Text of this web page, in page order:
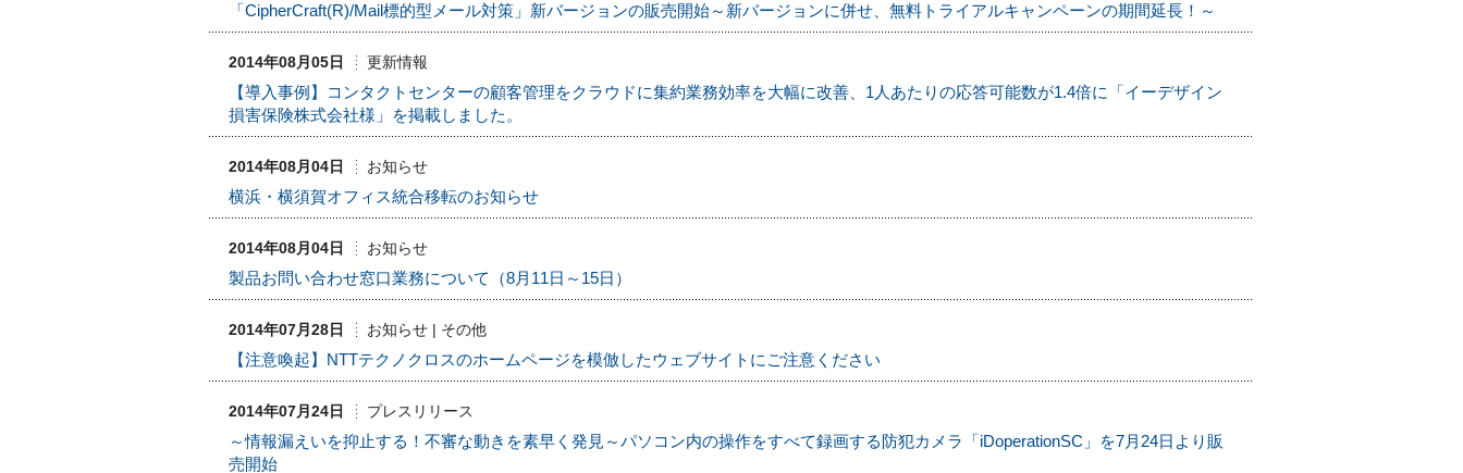
「CipherCraft(R)/Mail標的型メール対策」新バージョンの販売開始～新バージョンに併せ、無料トライアルキャンペーンの期間延長！～
2014年08月05日 更新情報
【導入事例】コンタクトセンターの顧客管理をクラウドに集約業務効率を大幅に改善、1人あたりの応答可能数が1.4倍に「イーデザイン
損害保険株式会社様」を掲載しました。
2014年08月04日 お知らせ
横浜・横須賀オフィス統合移転のお知らせ
2014年08月04日 お知らせ
製品お問い合わせ窓口業務について（8月11日～15日）
2014年07月28日 お知らせ | その他
【注意喚起】NTTテクノクロスのホームページを模倣したウェブサイトにご注意ください
2014年07月24日 プレスリリース
～情報漏えいを抑止する！不審な動きを素早く発見～パソコン内の操作をすべて録画する防犯カメラ「iDoperationSC」を7月24日より販
売開始